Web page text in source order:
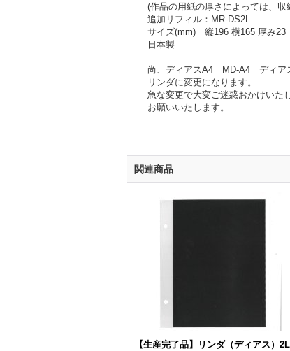
(作品の用紙の厚さによっては、収
追加リフィル：MR-DS2L
サイズ(mm) 縦196 横165 厚み23
日本製
尚、ディアスA4 MD-A4 ディア
リンダに変更になります。
急な変更で大変ご迷惑おかけいた
お願いいたします。
関連商品
【生産完了品】リンダ（ディアス）2L